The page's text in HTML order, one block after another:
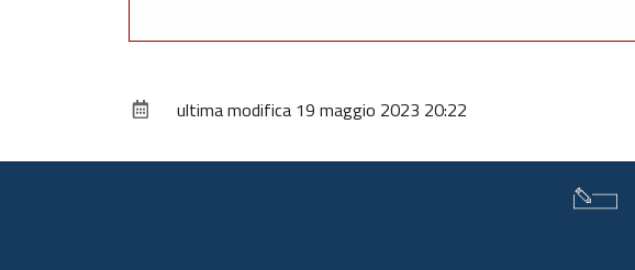
ultima modifica 19 maggio 2023 20:22